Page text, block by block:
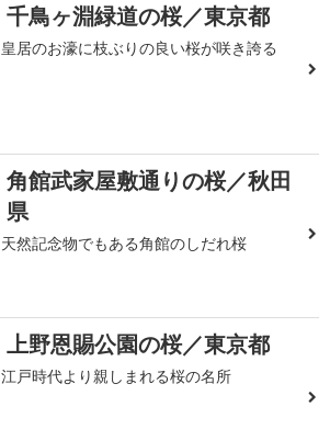
千鳥ヶ淵緑道の桜／東京都
皇居のお濠に枝ぶりの良い桜が咲き誇る
角館武家屋敷通りの桜／秋田
県
天然記念物でもある角館のしだれ桜
上野恩賜公園の桜／東京都
江戸時代より親しまれる桜の名所